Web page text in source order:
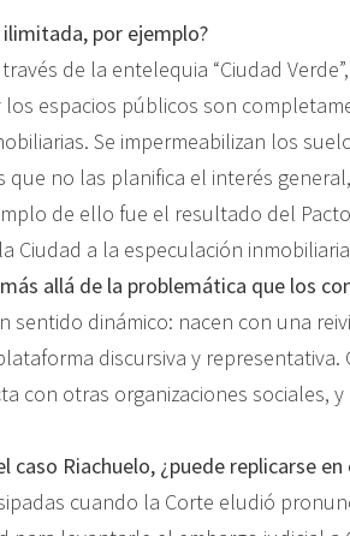
por ejemplo?
de la entelequia “Ciudad
espacios públicos son
Se impermeabilizan los
no las planifica el interés
de ello fue el resultado del
Ciudad a la especulación
allá de la problemática que los
dinámico: nacen con una
discursiva y
con otras organizaciones sociales,
Riachuelo, ¿puede replicarse
cuando la Corte eludió